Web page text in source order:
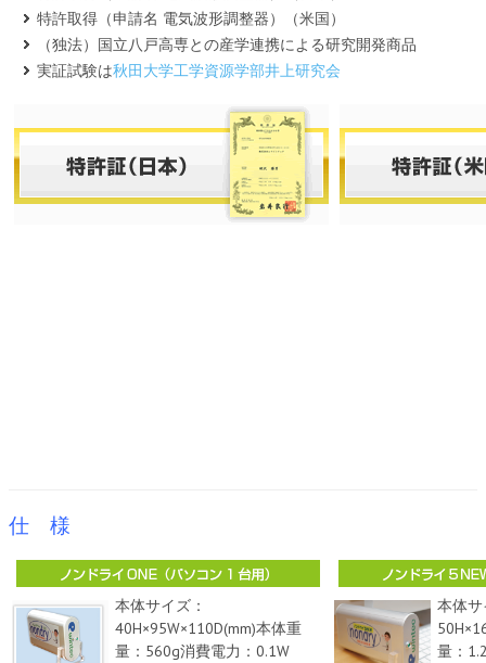
設置方法
よくある質問
ファインセラミックス商品
導入事例（セラミック）
特許取得（申請名 電気波形調整器）（米国）
（独法）国立八戸高専との産学連携による研究開発商品
実証試験は秋田大学工学資源学部井上研究会
仕 様
本体サイズ：
40H×95W×110D(mm)本体重
量：560g消費電力：0.1W
本体
量：